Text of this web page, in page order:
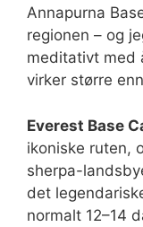
Annapurna
regionen – og
meditativt med
virker større
Everest Base
ikoniske ruten,
sherpa-
det
normalt 12–14